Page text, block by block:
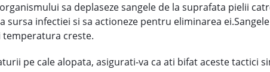
sa deplaseze sangele de la suprafata pielii
infectiei si sa actioneze pentru eliminarea
creste.
pe cale alopata, asigurati-va ca ati bifat aceste tactici